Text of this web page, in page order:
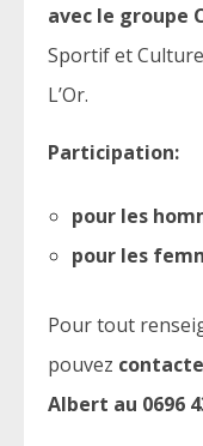
avec le groupe C
Sportif et
L’Or.
Participation:
pour les
pour les
Pour tout
pouvez
Albert au 0696